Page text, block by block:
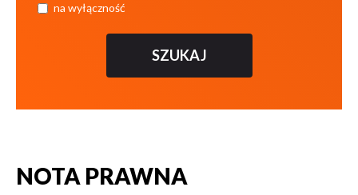
na wyłączność
NOTA PRAWNA